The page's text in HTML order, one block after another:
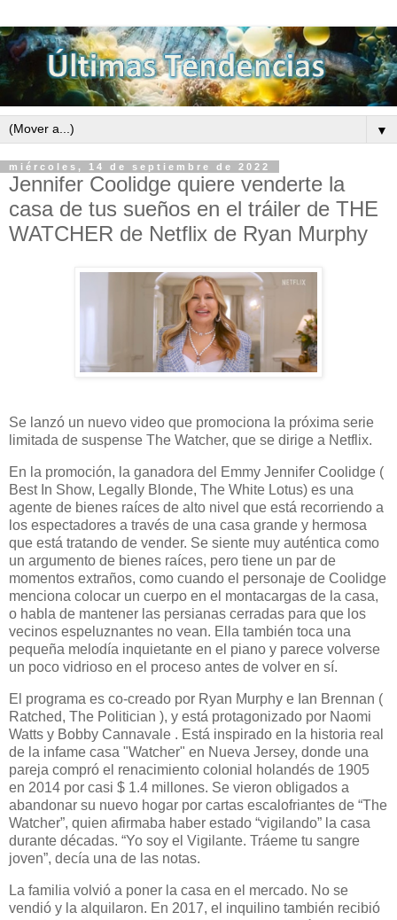
▼
miércoles, 14 de septiembre de 2022
Jennifer Coolidge quiere venderte la
casa de tus sueños en el tráiler de THE
WATCHER de Netflix de Ryan Murphy
Se lanzó un nuevo video que promociona la próxima serie
limitada de suspense The Watcher, que se dirige a Netflix.
En la promoción, la ganadora del Emmy Jennifer Coolidge (
Best In Show, Legally Blonde, The White Lotus) es una
agente de bienes raíces de alto nivel que está recorriendo a
los espectadores a través de una casa grande y hermosa
que está tratando de vender. Se siente muy auténtica como
un argumento de bienes raíces, pero tiene un par de
momentos extraños, como cuando el personaje de Coolidge
menciona colocar un cuerpo en el montacargas de la casa,
o habla de mantener las persianas cerradas para que los
vecinos espeluznantes no vean. Ella también toca una
pequeña melodía inquietante en el piano y parece volverse
un poco vidrioso en el proceso antes de volver en sí.
El programa es co-creado por Ryan Murphy e Ian Brennan (
Ratched, The Politician ), y está protagonizado por Naomi
Watts y Bobby Cannavale . Está inspirado en la historia real
de la infame casa "Watcher" en Nueva Jersey, donde una
pareja compró el renacimiento colonial holandés de 1905
en 2014 por casi $ 1.4 millones. Se vieron obligados a
abandonar su nuevo hogar por cartas escalofriantes de “The
Watcher”, quien afirmaba haber estado “vigilando” la casa
durante décadas. “Yo soy el Vigilante. Tráeme tu sangre
joven”, decía una de las notas.
La familia volvió a poner la casa en el mercado. No se
vendió y la alquilaron. En 2017, el inquilino también recibió